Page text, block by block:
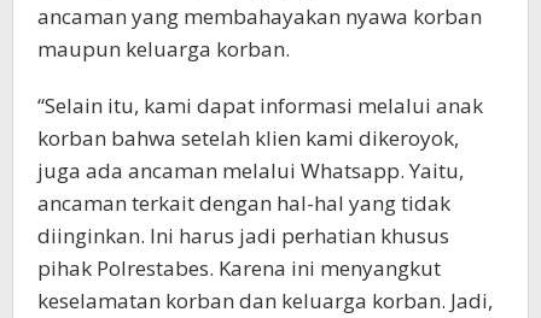
ancaman yang membahayakan nyawa korban
maupun keluarga korban.
“Selain itu, kami dapat informasi melalui anak
korban bahwa setelah klien kami dikeroyok,
juga ada ancaman melalui Whatsapp. Yaitu,
ancaman terkait dengan hal-hal yang tidak
diinginkan. Ini harus jadi perhatian khusus
pihak Polrestabes. Karena ini menyangkut
keselamatan korban dan keluarga korban. Jadi,